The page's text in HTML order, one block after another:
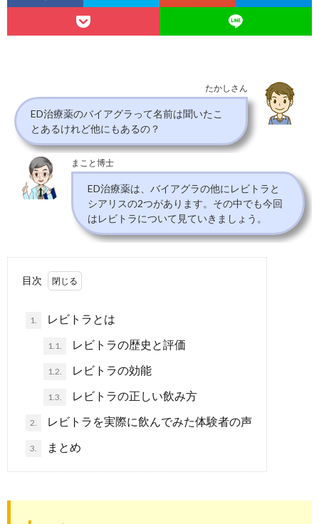
たかしさん
ED治療薬のバイアグラって名前は聞いたこ
とあるけれど他にもあるの？
まこと博士
ED治療薬は、バイアグラの他にレビトラと
シアリスの2つがあります。その中でも今回
はレビトラについて見ていきましょう。
目次
1. レビトラとは
1.1. レビトラの歴史と評価
1.2. レビトラの効能
1.3. レビトラの正しい飲み方
2. レビトラを実際に飲んでみた体験者の声
3. まとめ